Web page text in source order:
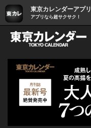
東京カレンダーアプリ
アプリなら超サクサク！